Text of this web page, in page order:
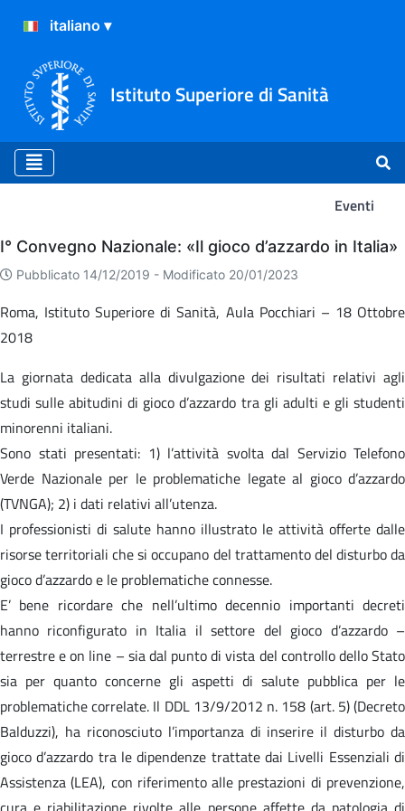
Istituto Superiore di Sanità
Eventi
Eventi
I° Convegno Nazionale: «Il gioco d’azzardo in Italia»
Pubblicato 14/12/2019 - Modificato 20/01/2023
Roma, Istituto Superiore di Sanità, Aula Pocchiari – 18 Ottobre
2018
La giornata dedicata alla divulgazione dei risultati relativi agli
studi sulle abitudini di gioco d’azzardo tra gli adulti e gli studenti
minorenni italiani.
Sono stati presentati: 1) l’attività svolta dal Servizio Telefono
Verde Nazionale per le problematiche legate al gioco d’azzardo
(TVNGA); 2) i dati relativi all’utenza.
I professionisti di salute hanno illustrato le attività offerte dalle
risorse territoriali che si occupano del trattamento del disturbo da
gioco d’azzardo e le problematiche connesse.
E’ bene ricordare che nell’ultimo decennio importanti decreti
hanno riconfigurato in Italia il settore del gioco d’azzardo –
terrestre e on line – sia dal punto di vista del controllo dello Stato
sia per quanto concerne gli aspetti di salute pubblica per le
problematiche correlate. Il DDL 13/9/2012 n. 158 (art. 5) (Decreto
Balduzzi), ha riconosciuto l’importanza di inserire il disturbo da
gioco d’azzardo tra le dipendenze trattate dai Livelli Essenziali di
Assistenza (LEA), con riferimento alle prestazioni di prevenzione,